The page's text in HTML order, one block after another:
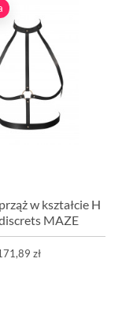
w kształcie H
MAZE
zł